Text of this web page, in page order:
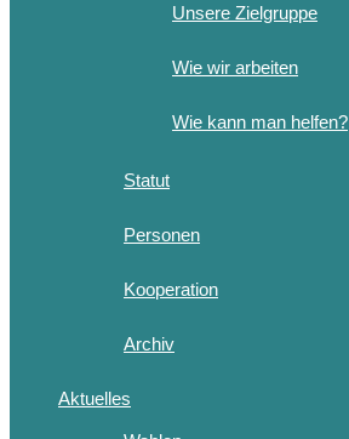
Unsere Zielgruppe
Wie wir arbeiten
Wie kann man helfen?
Statut
Personen
Kooperation
Archiv
Aktuelles